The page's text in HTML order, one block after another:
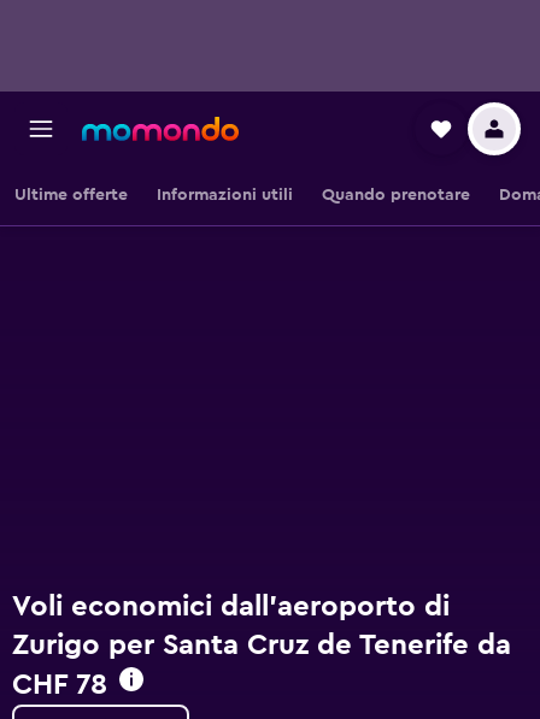
Ultime offerte Informazioni utili Quando prenotare
Voli economici dall'aeroporto di
Zurigo per Santa Cruz de Tenerife da
CHF 78